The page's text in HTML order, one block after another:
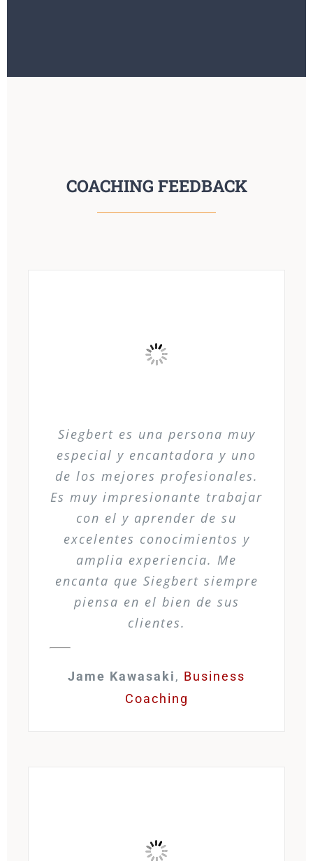
COACHING FEEDBACK
Siegbert es una persona muy
especial y encantadora y uno
de los mejores profesionales.
Es muy impresionante trabajar
con el y aprender de su
excelentes conocimientos y
amplia experiencia. Me
encanta que Siegbert siempre
piensa en el bien de sus
clientes.
Jame Kawasaki, Business
Coaching